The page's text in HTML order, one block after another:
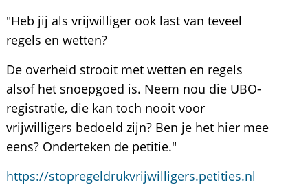
"Heb jij als vrijwilliger ook last van teveel
regels en wetten?
De overheid strooit met wetten en regels
alsof het snoepgoed is. Neem nou die UBO-
registratie, die kan toch nooit voor
vrijwilligers bedoeld zijn? Ben je het hier mee
eens? Onderteken de petitie."
https://stopregeldrukvrijwilligers.petities.nl